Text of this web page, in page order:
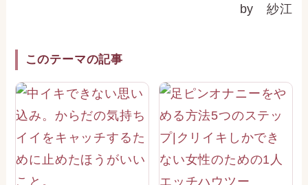
by 紗江
このテーマの記事